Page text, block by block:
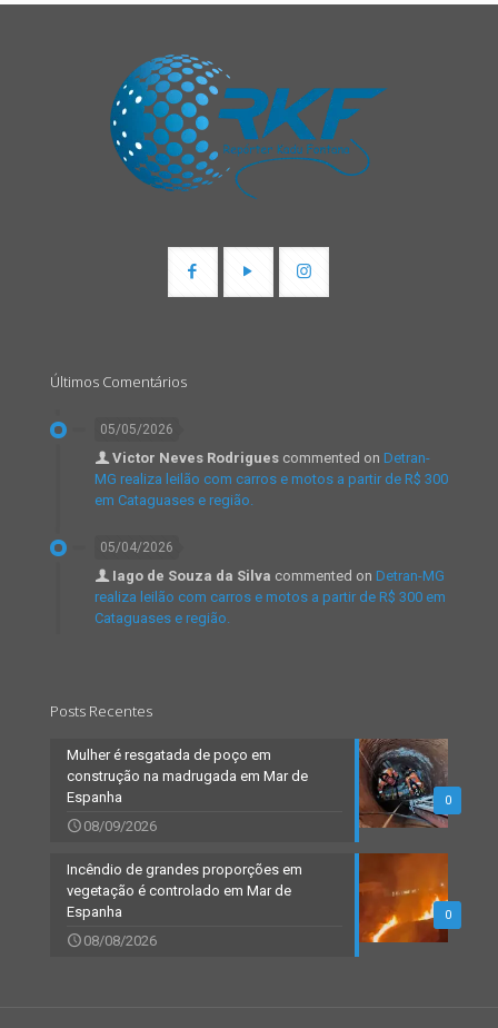
Últimos Comentários
05/05/2026
Victor Neves Rodrigues commented on Detran-
MG realiza leilão com carros e motos a partir de R$ 300
em Cataguases e região.
05/04/2026
Iago de Souza da Silva commented on Detran-MG
realiza leilão com carros e motos a partir de R$ 300 em
Cataguases e região.
Posts Recentes
0
Mulher é resgatada de poço em
construção na madrugada em Mar de
Espanha
08/09/2026
0
Incêndio de grandes proporções em
vegetação é controlado em Mar de
Espanha
08/08/2026